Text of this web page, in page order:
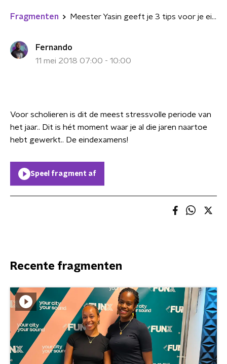
Fragmenten Meester Yasin geeft je 3 tips voor je eindexamen!
Fernando
11 mei 2018 07:00 - 10:00
Voor scholieren is dit de meest stressvolle periode van
het jaar.. Dit is hét moment waar je al die jaren naartoe
hebt gewerkt.. De eindexamens!
Speel fragment af
Recente fragmenten